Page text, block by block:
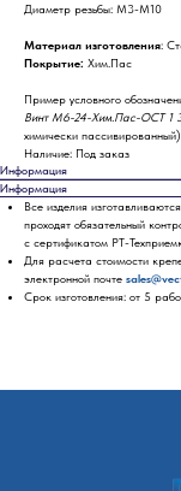
Диаметр резьбы: М3-М10
Материал изготовления:
Покрытие: Хим.Пас
Пример условного
Винт М6-24-Хим.Пас-ОСТ 1
химически пассивированный).
Наличие: Под заказ
Информация
Информация
Все изделия
проходят обязательный
с сертификатом РТ-
Для расчета стоимости
электронной почте
Срок изготовления: от 5